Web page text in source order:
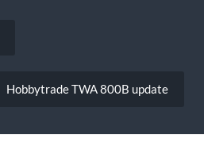
Hobbytrade TWA 800B update